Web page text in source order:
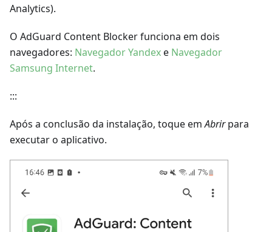
Analytics).
O AdGuard Content Blocker funciona em dois
navegadores: Navegador Yandexe Navegador
Samsung Internet.
:::
Após a conclusão da instalação, toque emAbrirpara
executar o aplicativo.